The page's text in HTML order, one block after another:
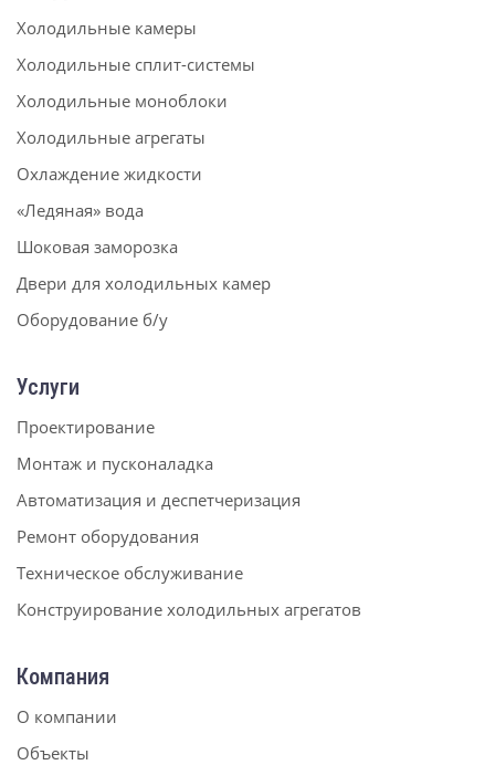
Холодильные камеры
Холодильные сплит-системы
Холодильные моноблоки
Холодильные агрегаты
Охлаждение жидкости
«Ледяная» вода
Шоковая заморозка
Двери для холодильных камер
Оборудование б/у
Услуги
Проектирование
Монтаж и пусконаладка
Автоматизация и деспетчеризация
Ремонт оборудования
Техническое обслуживание
Конструирование холодильных агрегатов
Компания
О компании
Объекты